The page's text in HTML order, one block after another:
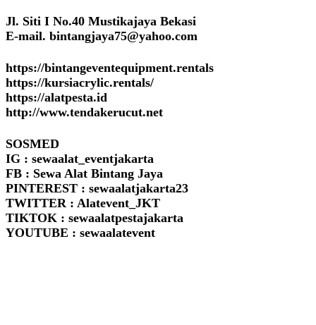
Jl. Siti I No.40 Mustikajaya Bekasi
E-mail. bintangjaya75@yahoo.com
https://bintangeventequipment.rentals
https://kursiacrylic.rentals/
https://alatpesta.id
http://www.tendakerucut.net
SOSMED
IG : sewaalat_eventjakarta
FB : Sewa Alat Bintang Jaya
PINTEREST : sewaalatjakarta23
TWITTER : Alatevent_JKT
TIKTOK : sewaalatpestajakarta
YOUTUBE : sewaalatevent